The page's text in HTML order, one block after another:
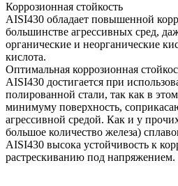
Коррозионная стойкость
AISI430 обладает повышенной
большинстве агрессивных сред,
органические и неорганические
кислота.
Оптимальная коррозионная
AISI430 достигается при
полированной стали, так как в
минимуму поверхность,
агрессивной средой. Как и у
большое количество железа)
AISI430 высока устойчивость к
растрескиванию под напряжением.